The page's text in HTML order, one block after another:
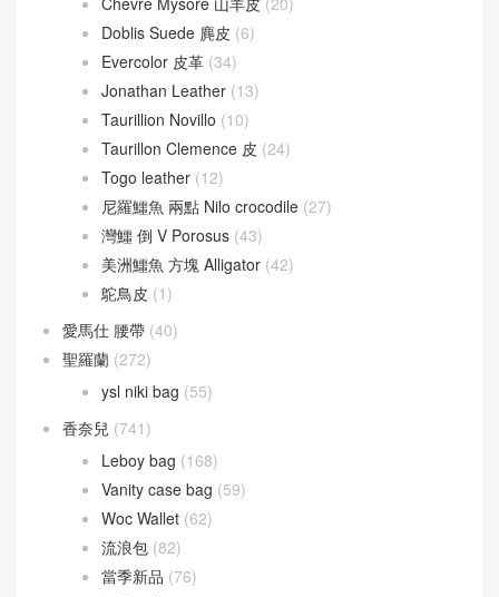
Doblis Suede 麂皮 (6)
Evercolor 皮革 (34)
Jonathan Leather (13)
Taurillion Novillo (10)
Taurillon Clemence 皮 (24)
Togo leather (12)
尼羅鱷魚 兩點 Nilo crocodile (27)
灣鱷 倒 V Porosus (43)
美洲鱷魚 方塊 Alligator (42)
鴕鳥皮 (1)
愛馬仕 腰帶 (40)
聖羅蘭 (272)
ysl niki bag (55)
香奈兒 (741)
Leboy bag (168)
Vanity case bag (59)
Woc Wallet (62)
流浪包 (82)
當季新品 (76)